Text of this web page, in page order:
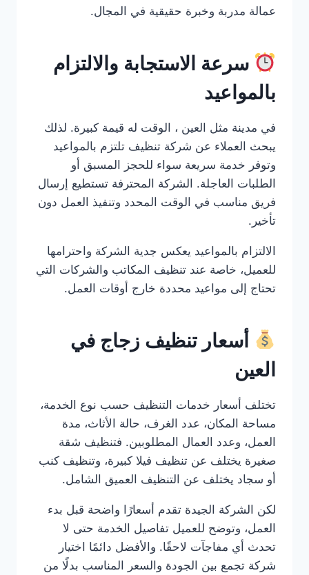
عمالة مدربة وخبرة حقيقية في المجال.
سرعة الاستجابة والالتزام
بالمواعيد
في مدينة مثل العين ، الوقت له قيمة كبيرة. لذلك
يبحث العملاء عن شركة تنظيف تلتزم بالمواعيد
وتوفر خدمة سريعة سواء للحجز المسبق أو
الطلبات العاجلة. الشركة المحترفة تستطيع إرسال
فريق مناسب في الوقت المحدد وتنفيذ العمل دون
تأخير.
الالتزام بالمواعيد يعكس جدية الشركة واحترامها
للعميل، خاصة عند تنظيف المكاتب والشركات التي
تحتاج إلى مواعيد محددة خارج أوقات العمل.
أسعار تنظيف زجاج في
العين
تختلف أسعار خدمات التنظيف حسب نوع الخدمة،
مساحة المكان، عدد الغرف، حالة الأثاث، مدة
العمل، وعدد العمال المطلوبين. فتنظيف شقة
صغيرة يختلف عن تنظيف فيلا كبيرة، وتنظيف كنب
أو سجاد يختلف عن التنظيف العميق الشامل.
لكن الشركة الجيدة تقدم أسعارًا واضحة قبل بدء
العمل، وتوضح للعميل تفاصيل الخدمة حتى لا
تحدث أي مفاجآت لاحقًا. والأفضل دائمًا اختيار
شركة تجمع بين الجودة والسعر المناسب بدلًا من